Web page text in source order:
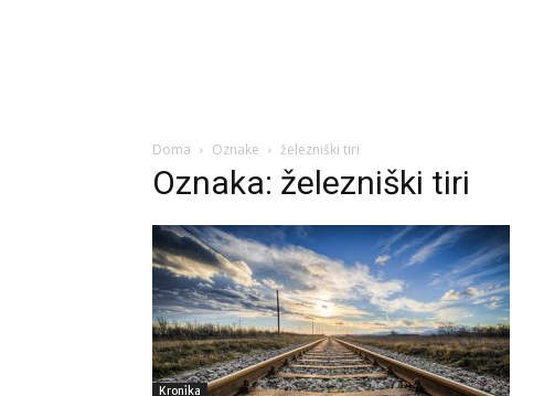
Doma Oznake železniški tiri
Oznaka: železniški tiri
Kronika